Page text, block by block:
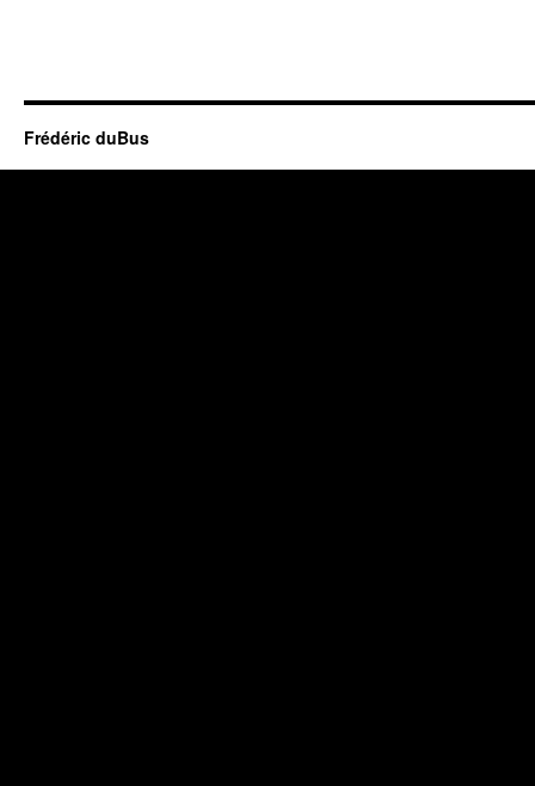
Frédéric duBus